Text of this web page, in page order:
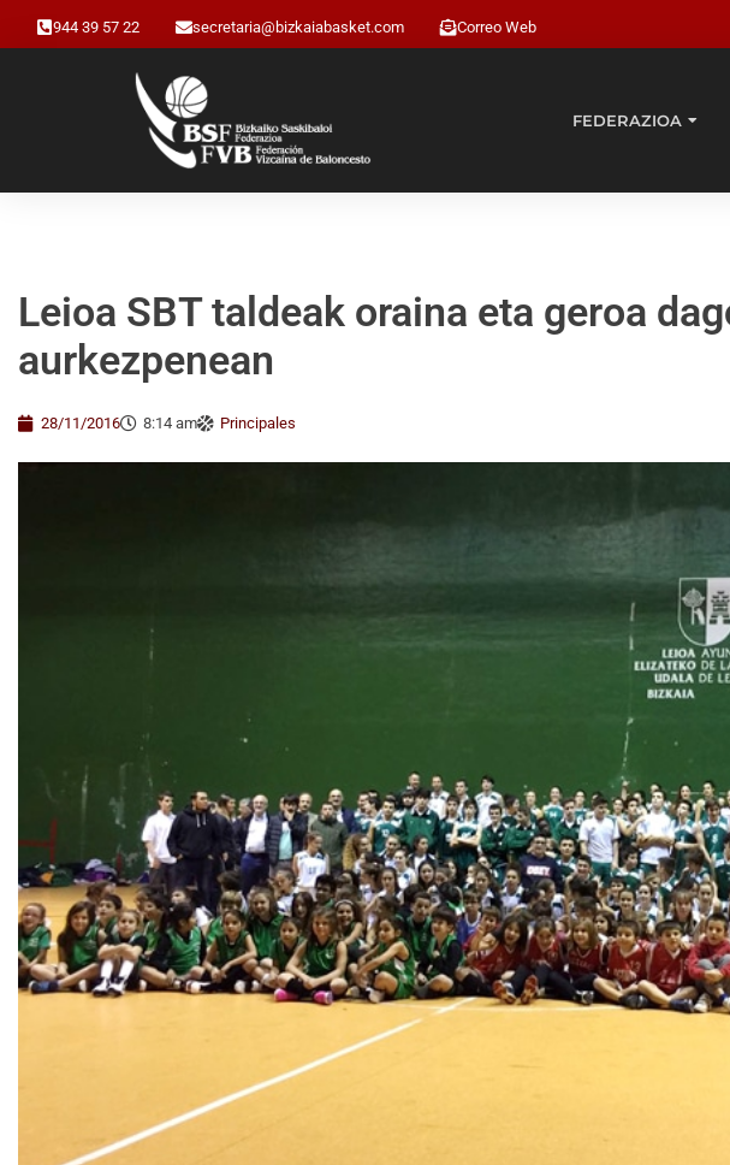
944 39 57 22 secretaria@bizkaiabasket.com Correo Web
FEDERAZIOA
Leioa SBT taldeak oraina eta geroa
aurkezpenean
28/11/2016 8:14 am Principales